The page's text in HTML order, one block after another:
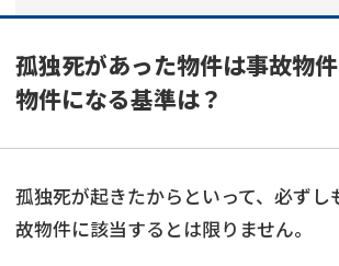
孤独死があった物件は事故物
物件になる基準は？
孤独死が起きたからといって、必ずし
故物件に該当するとは限りません。